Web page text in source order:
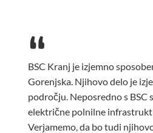
“
BSC Kranj se razvija kot
gorenjsko regijo. Njihova
pojavljajo na tem področju.
razvoju in vzpostavitvi
spodbujanja uporabe